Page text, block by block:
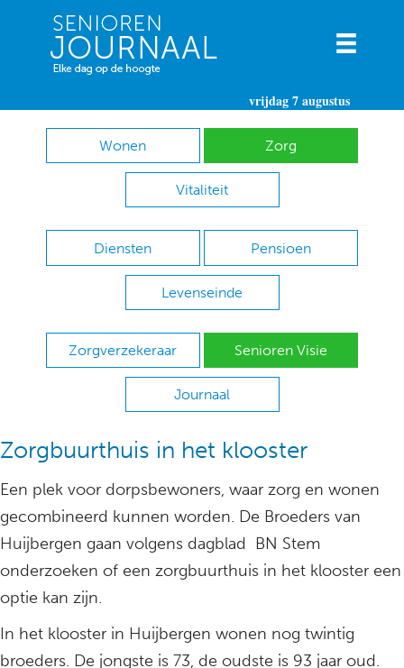
vrijdag 7 augustus
Wonen Zorg
Vitaliteit
Diensten Pensioen
Levenseinde
Zorgverzekeraar Senioren Visie
Journaal
Zorgbuurthuis in het klooster
Een plek voor dorpsbewoners, waar zorg en wonen
gecombineerd kunnen worden. De Broeders van
Huijbergen gaan volgens dagblad BN Stem
onderzoeken of een zorgbuurthuis in het klooster een
optie kan zijn.
In het klooster in Huijbergen wonen nog twintig
broeders. De jongste is 73, de oudste is 93 jaar oud.